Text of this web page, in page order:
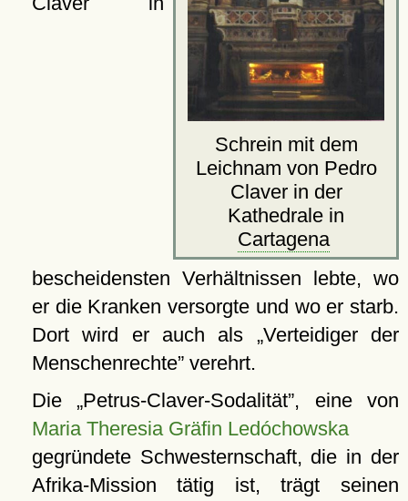
Schrein mit dem
Leichnam von Pedro
Claver in der
Kathedrale in
Cartagena
bescheidensten Verhältnissen lebte, wo
er die Kranken versorgte und wo er starb.
Dort wird er auch als
Verteidiger der
Menschenrechte verehrt.
Die Petrus-Claver-Sodalität , eine von
Maria Theresia Gräfin Ledóchowska
gegründete Schwesternschaft, die in der
Afrika-Mission tätig ist, trägt seinen